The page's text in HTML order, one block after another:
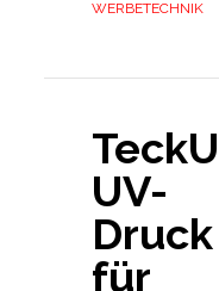
WERBETECHNIK
UV-
Druck
für